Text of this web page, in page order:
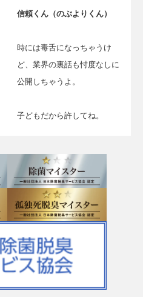
信頼くん（のぶよりくん）
時には毒舌になっちゃうけ
ど、業界の裏話も忖度なしに
公開しちゃうよ。
子どもだから許してね。